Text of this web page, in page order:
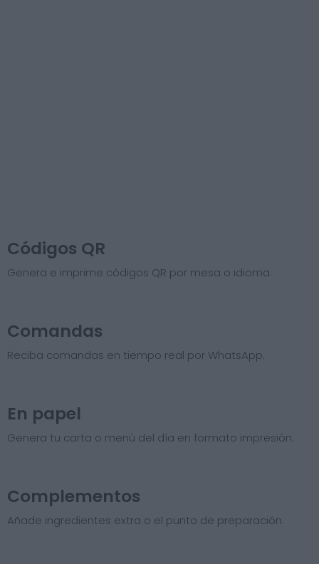
Códigos QR
Genera e imprime códigos QR por mesa o idioma.
Comandas
Reciba comandas en tiempo real por WhatsApp.
En papel
Genera tu carta o menú del día en formato impresión.
Complementos
Añade ingredientes extra o el punto de preparación.